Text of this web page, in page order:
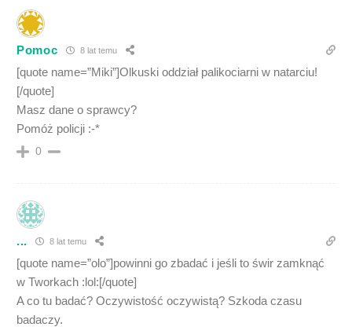
Pomoc 8 lat temu
[quote name=”Miki”]Olkuski oddział palikociarni w natarciu!
[/quote]
Masz dane o sprawcy?
Pomóż policji :-*
0
... 8 lat temu
[quote name=”olo”]powinni go zbadać i jeśli to świr zamknąć
w Tworkach :lol:[/quote]
A co tu badać? Oczywistość oczywistą? Szkoda czasu
badaczy.